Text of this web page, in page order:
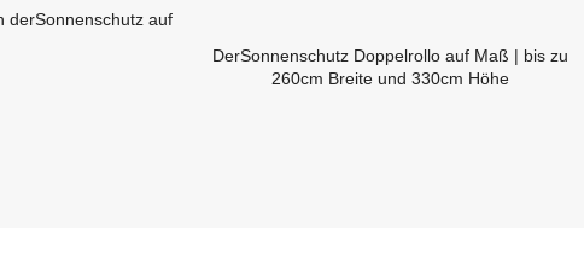
derSonnenschutz auf
DerSonnenschutz Doppelrollo auf Maß | bis zu
260cm Breite und 330cm Höhe